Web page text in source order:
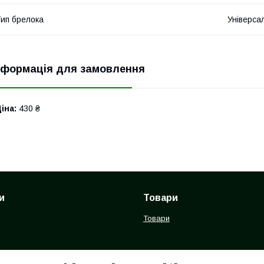
брелока
для замовлення
430 ₴
Товари
Товари